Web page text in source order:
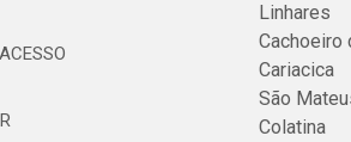
Linhares
Cachoeiro
Cariacica
São
Colatina